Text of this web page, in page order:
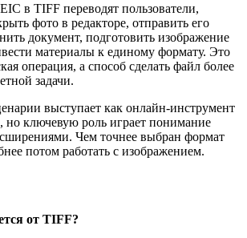
в TIFF переводят пользователи,
фото в редакторе, отправить его
документ, подготовить изображение
материалы к единому формату. Это
операция, а способ сделать файл более
задачи.
выступает как онлайн-инструмент
но ключевую роль играет понимание
Чем точнее выбран формат
потом работать с изображением.
от TIFF?